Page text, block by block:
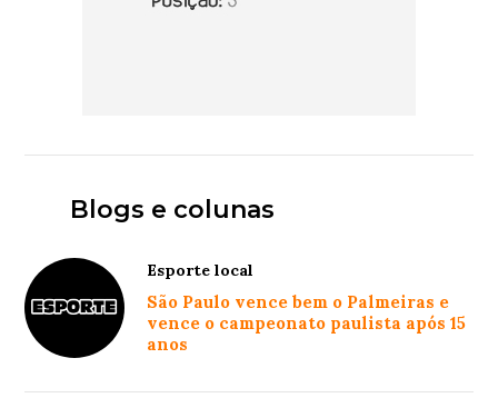
Blogs e colunas
Esporte local
São Paulo vence bem o Palmeiras e
vence o campeonato paulista após 15
anos